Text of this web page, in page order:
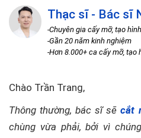
Thạc sĩ - Bác sĩ
-Chuyên gia cấy mỡ, tạo
-Gần 20 năm kinh nghiệm
-Hơn 8.000+ ca cấy mỡ, tạo
Chào Trần Trang,
Thông thường, bác sĩ sẽcắt
chùng vừa phải, bởi vì